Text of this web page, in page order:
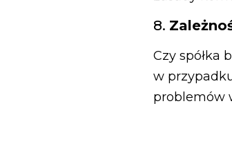
8.
Czy spółka
w
problemów